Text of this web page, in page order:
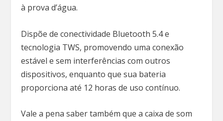
à prova d’água.
Dispõe de conectividade Bluetooth 5.4 e
tecnologia TWS, promovendo uma conexão
estável e sem interferências com outros
dispositivos, enquanto que sua bateria
proporciona até 12 horas de uso contínuo.
Vale a pena saber também que a caixa de som